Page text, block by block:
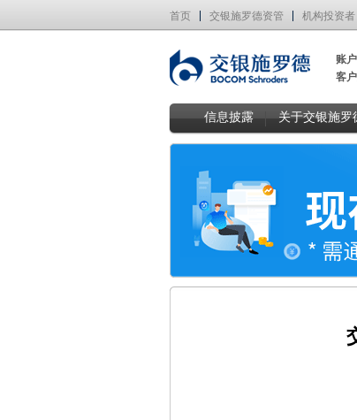
首页 交银施罗德资管 机构投资者
账
客
信息披露 关于交银施罗